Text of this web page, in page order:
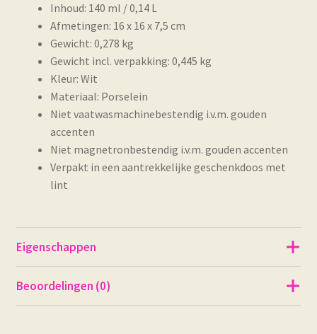
Inhoud: 140 ml / 0,14 L
Afmetingen: 16 x 16 x 7,5 cm
Gewicht: 0,278 kg
Gewicht incl. verpakking: 0,445 kg
Kleur: Wit
Materiaal: Porselein
Niet vaatwasmachinebestendig i.v.m. gouden
accenten
Niet magnetronbestendig i.v.m. gouden accenten
Verpakt in een aantrekkelijke geschenkdoos met
lint
Eigenschappen
Beoordelingen (0)